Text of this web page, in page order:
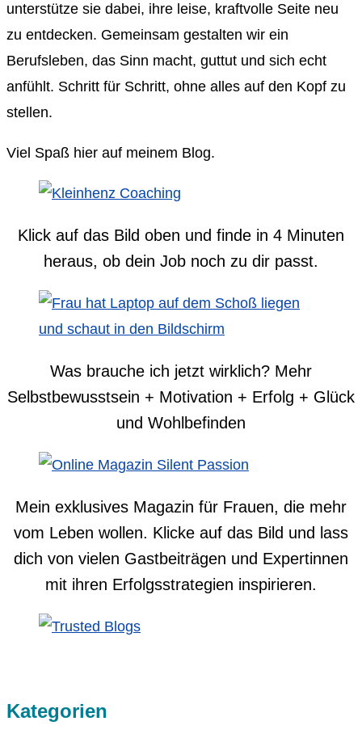
unterstütze sie dabei, ihre leise, kraftvolle Seite neu
zu entdecken. Gemeinsam gestalten wir ein
Berufsleben, das Sinn macht, guttut und sich echt
anfühlt. Schritt für Schritt, ohne alles auf den Kopf zu
stellen.
Viel Spaß hier auf meinem Blog.
Klick auf das Bild oben und finde in 4 Minuten
heraus, ob dein Job noch zu dir passt.
Was brauche ich jetzt wirklich? Mehr
Selbstbewusstsein + Motivation + Erfolg + Glück
und Wohlbefinden
Mein exklusives Magazin für Frauen, die mehr
vom Leben wollen. Klicke auf das Bild und lass
dich von vielen Gastbeiträgen und Expertinnen
mit ihren Erfolgsstrategien inspirieren.
Kategorien